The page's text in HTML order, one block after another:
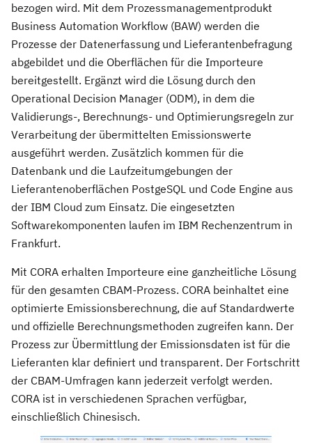
bezogen wird. Mit dem Prozessmanagementprodukt
Business Automation Workflow (BAW) werden die
Prozesse der Datenerfassung und Lieferantenbefragung
abgebildet und die Oberflächen für die Importeure
bereitgestellt. Ergänzt wird die Lösung durch den
Operational Decision Manager (ODM), in dem die
Validierungs-, Berechnungs- und Optimierungsregeln zur
Verarbeitung der übermittelten Emissionswerte
ausgeführt werden. Zusätzlich kommen für die
Datenbank und die Laufzeitumgebungen der
Lieferantenoberflächen PostgeSQL und Code Engine aus
der IBM Cloud zum Einsatz. Die eingesetzten
Softwarekomponenten laufen im IBM Rechenzentrum in
Frankfurt.
Mit CORA erhalten Importeure eine ganzheitliche Lösung
für den gesamten CBAM-Prozess. CORA beinhaltet eine
optimierte Emissionsberechnung, die auf Standardwerte
und offizielle Berechnungsmethoden zugreifen kann. Der
Prozess zur Übermittlung der Emissionsdaten ist für die
Lieferanten klar definiert und transparent. Der Fortschritt
der CBAM-Umfragen kann jederzeit verfolgt werden.
CORA ist in verschiedenen Sprachen verfügbar,
einschließlich Chinesisch.